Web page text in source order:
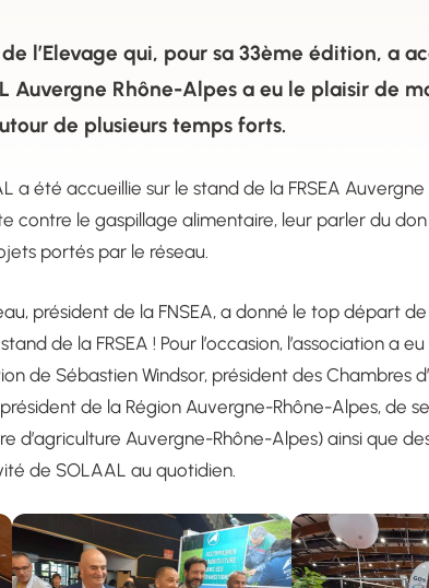
l’Elevage qui, pour sa 33ème édition, a
Auvergne Rhône-Alpes a eu le plaisir de
de plusieurs temps forts.
a été accueillie sur le stand de la FRSEA
contre le gaspillage alimentaire, leur parler du
portés par le réseau.
président de la FNSEA, a donné le top départ
de la FRSEA ! Pour l’occasion, l’association a eu
de Sébastien Windsor, président des Chambres
de la Région Auvergne-Rhône-Alpes, de
d’agriculture Auvergne-Rhône-Alpes) ainsi que
de SOLAAL au quotidien.